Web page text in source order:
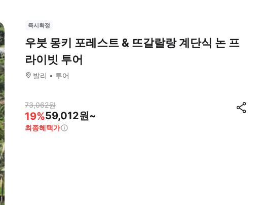
즉시확정
우붓 몽키 포레스트 & 뜨갈랄랑 계단식 논 프
라이빗 투어
발리 투어
73,062원
19%59,012원~
최종혜택가